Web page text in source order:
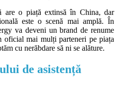
are o piață extinsă în China, dar
este o scenă mai amplă. În
va deveni un brand de renume
oficial mai mulți parteneri pe piața
cu nerăbdare să ni se alăture.
de asistență